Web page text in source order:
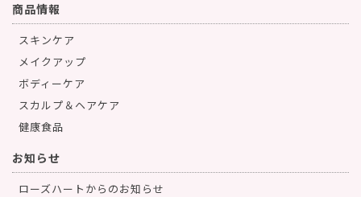
商品情報
スキンケア
メイクアップ
ボディーケア
スカルプ＆ヘアケア
健康食品
お知らせ
ローズハートからのお知らせ